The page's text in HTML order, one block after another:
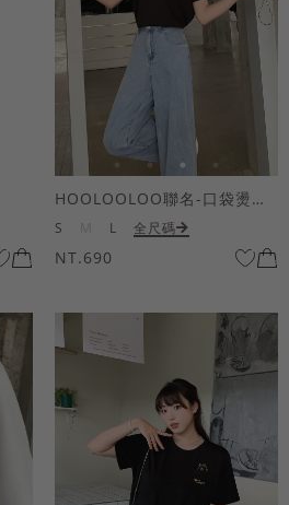
HOOLOOLOO聯名-口袋燙金KUKU熊短袖上衣
S L 全尺碼
NT.690